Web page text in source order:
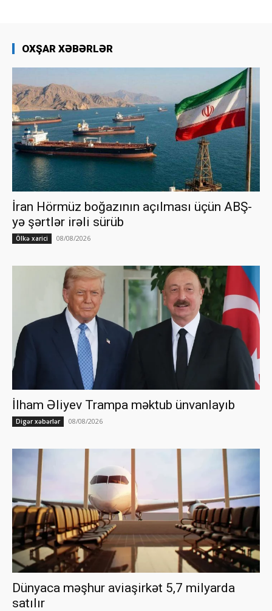
OXŞAR XƏBƏRLƏR
İran Hörmüz boğazının açılması üçün ABŞ-
yə şərtlər irəli sürüb
Ölkə xarici 08/08/2026
İlham Əliyev Trampa məktub ünvanlayıb
Digər xəbərlər 08/08/2026
Dünyaca məşhur aviaşirkət 5,7 milyarda
satılır